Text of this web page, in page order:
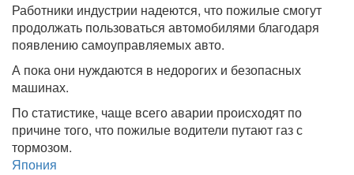
Работники индустрии надеются, что пожилые смогут
продолжать пользоваться автомобилями благодаря
появлению самоуправляемых авто.
А пока они нуждаются в недорогих и безопасных
машинах.
По статистике, чаще всего аварии происходят по
причине того, что пожилые водители путают газ с
тормозом.
Япония